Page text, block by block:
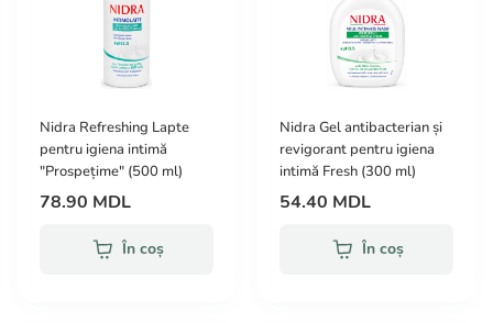
Nidra Refreshing Lapte
pentru igiena intimă
"Prospețime" (500 ml)
78.90 MDL
În coș
Nidra Gel antibacterian și
revigorant pentru igiena
intimă Fresh (300 ml)
54.40 MDL
În coș